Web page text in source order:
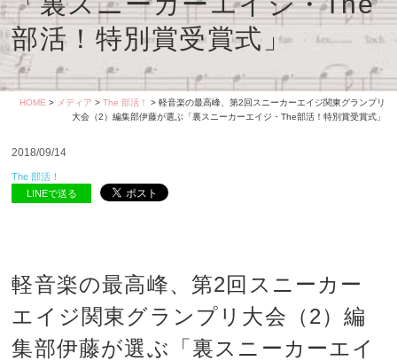
部活！特別賞受賞式」
HOME > メディア > The 部活！
> 軽音楽の最高峰、第2回スニーカーエイジ関東グランプリ
大会（2）編集部伊藤が選ぶ「裏スニーカーエイジ・The部活！特別賞受賞式」
2018/09/14
The 部活！
LINEで送る
軽音楽の最高峰、第2回スニーカー
エイジ関東グランプリ大会（2）編
集部伊藤が選ぶ「裏スニーカーエイ